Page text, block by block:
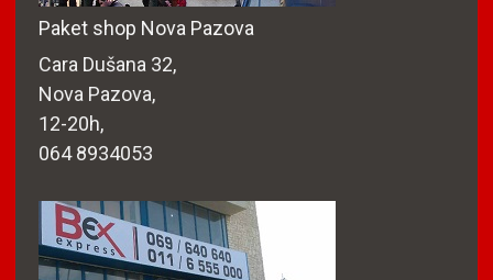
Paket shop Nova Pazova
Cara Dušana 32,
Nova Pazova,
12-20h,
064 8934053